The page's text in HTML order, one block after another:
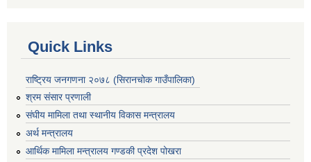
Quick Links
राष्ट्रिय जनगणना २०७८ (सिरानचोक गाउँपालिका)
श्रम संसार प्रणाली
संघीय मामिला तथा स्थानीय विकास मन्त्रालय
अर्थ मन्त्रालय
आर्थिक मामिला मन्त्रालय गण्डकी प्रदेश पोखरा